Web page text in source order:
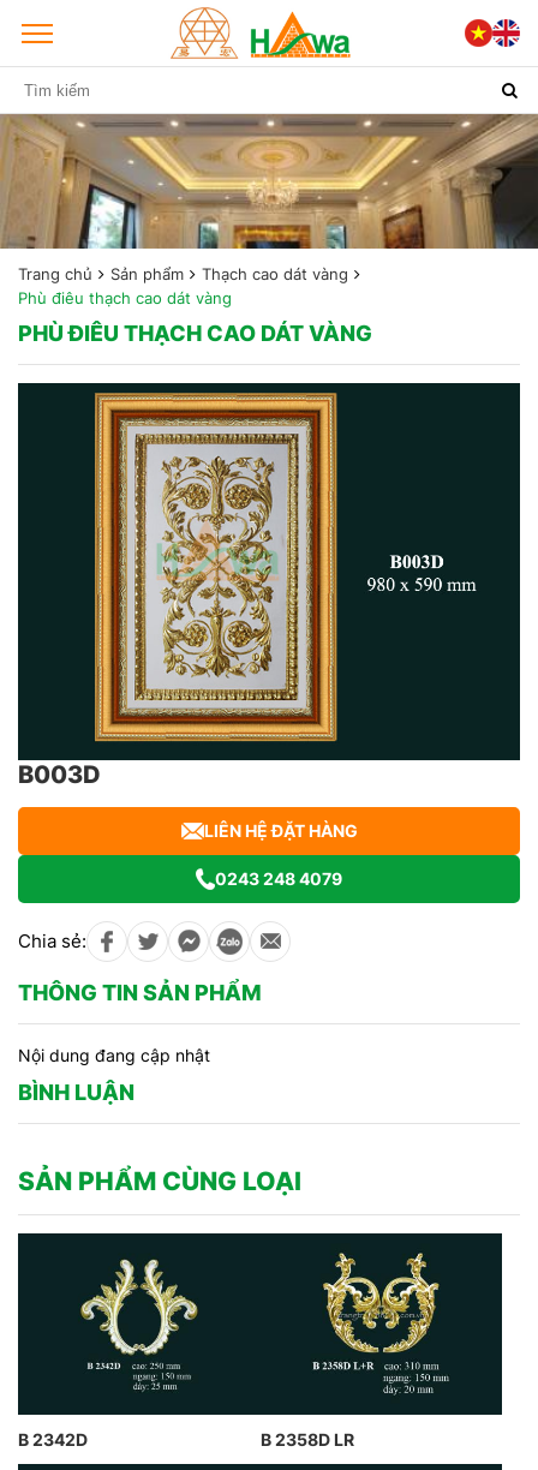
Trang chủ Sản phẩm
Thạch cao dát vàng
Phù điêu thạch cao dát vàng
PHÙ ĐIÊU THẠCH CAO DÁT VÀNG
B003D
LIÊN HỆ ĐẶT HÀNG
0243 248 4079
Chia sẻ:
THÔNG TIN SẢN PHẨM
Nội dung đang cập nhật
BÌNH LUẬN
SẢN PHẨM CÙNG LOẠI
B 2342D B 2358D LR